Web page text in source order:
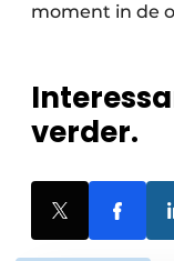
moment in de
verder.